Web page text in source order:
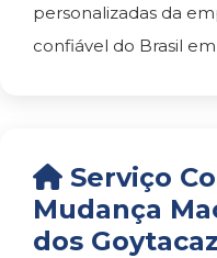
personalizadas da
confiável do Brasil
Serviço
Mudança
dos